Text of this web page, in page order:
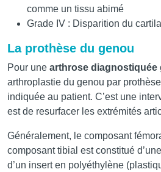
comme un tissu abimé
Grade IV : Disparition du
La prothèse du genou
Pour une arthrose diagnostiquée
arthroplastie du genou par
indiquée au patient. C’est une
est de resurfacer les extrémités
Généralement, le composant
composant tibial est constitué
d’un insert en polyéthylène